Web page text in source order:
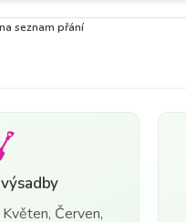
seznam přání
Červen,